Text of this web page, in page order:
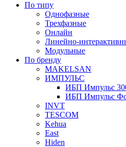
По типу
Однофазные
Трехфазные
Онлайн
Линейно-
Модульные
По бренду
MAKELSAN
ИМПУЛЬС
ИБП Импульс
ИБП Импульс
INVT
TESCOM
Kehua
East
Hiden